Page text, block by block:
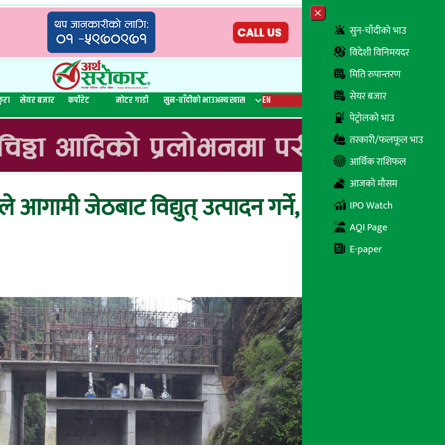
Close menu
सुन-चाँदीको भाउ
विदेशी विनिमयदर
मिति रुपान्तरण
सेयर बजार
पेट्रोलको भाउ
तरकारी/फलफूल भाउ
आर्थिक राशिफल
आजको मौसम
IPO Watch
AQI Page
E-paper
सेयर बजार कर्पोरेट मोटर गाडी सुन-चाँदीको भाउअन्य खास EN रेडियो
आगामी जेठबाट विद्युत् उत्पादन गर्ने, आयोजनाको